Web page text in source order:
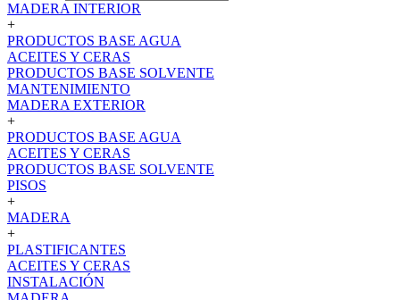
MADERA INTERIOR
+
PRODUCTOS BASE AGUA
ACEITES Y CERAS
PRODUCTOS BASE SOLVENTE
MANTENIMIENTO
MADERA EXTERIOR
+
PRODUCTOS BASE AGUA
ACEITES Y CERAS
PRODUCTOS BASE SOLVENTE
PISOS
+
MADERA
+
PLASTIFICANTES
ACEITES Y CERAS
INSTALACIÓN